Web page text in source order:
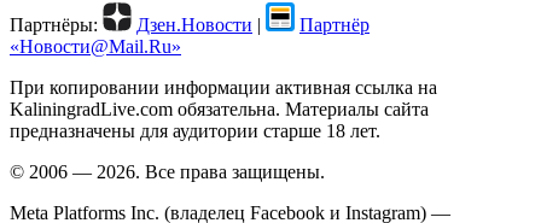
Партнёры: Дзен.Новости |
Партнёр
«Новости@Mail.Ru»
При копировании информации активная ссылка на
KaliningradLive.com обязательна. Материалы сайта
предназначены для аудитории старше 18 лет.
© 2006 — 2026. Все права защищены.
Meta Platforms Inc. (владелец Facebook и Instagram) —